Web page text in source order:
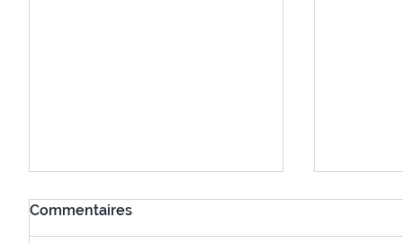
Commentaires